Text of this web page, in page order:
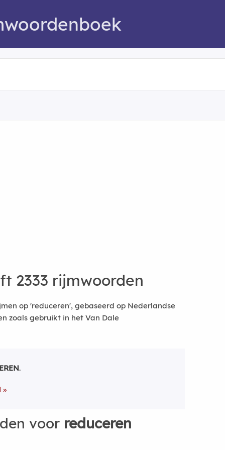
2333 rijmwoorden
op 'reduceren', gebaseerd op Nederlandse
zoals gebruikt in het Van Dale
.
voor reduceren